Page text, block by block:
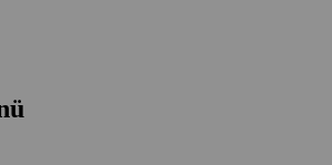
Verein 1921 e.V.
ganzen Familie